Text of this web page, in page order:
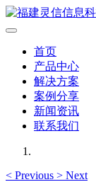
首页
产品中心
解决方案
案例分享
新闻资讯
联系我们
< Previous > Next